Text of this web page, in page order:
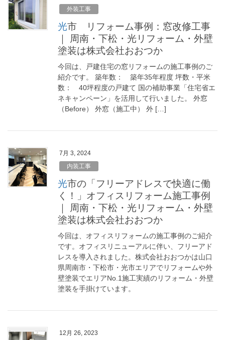
外装工事
光市 リフォーム事例：窓改修工事
｜ 周南・下松・光リフォーム・外壁
塗装は株式会社おおつか
今回は、戸建住宅の窓リフォームの施工事例のご
紹介です。 築年数： 築年35年程度 坪数・平米
数： 40坪程度の戸建て 国の補助事業「住宅省エ
ネキャンペーン」を活用して行いました。 外窓
（Before） 外窓（施工中） 外 […]
7月 3, 2024
内装工事
光市の「フリーアドレスで快適に働
く！」オフィスリフォーム施工事例
｜ 周南・下松・光リフォーム・外壁
塗装は株式会社おおつか
今回は、オフィスリフォームの施工事例のご紹介
です。オフィスリニューアルに伴い、フリーアド
レスを導入されました。株式会社おおつかは山口
県周南市・下松市・光市エリアでリフォームや外
壁塗装でエリアNo.1施工実績のリフォーム・外壁
塗装を手掛けています。
12月 26, 2023